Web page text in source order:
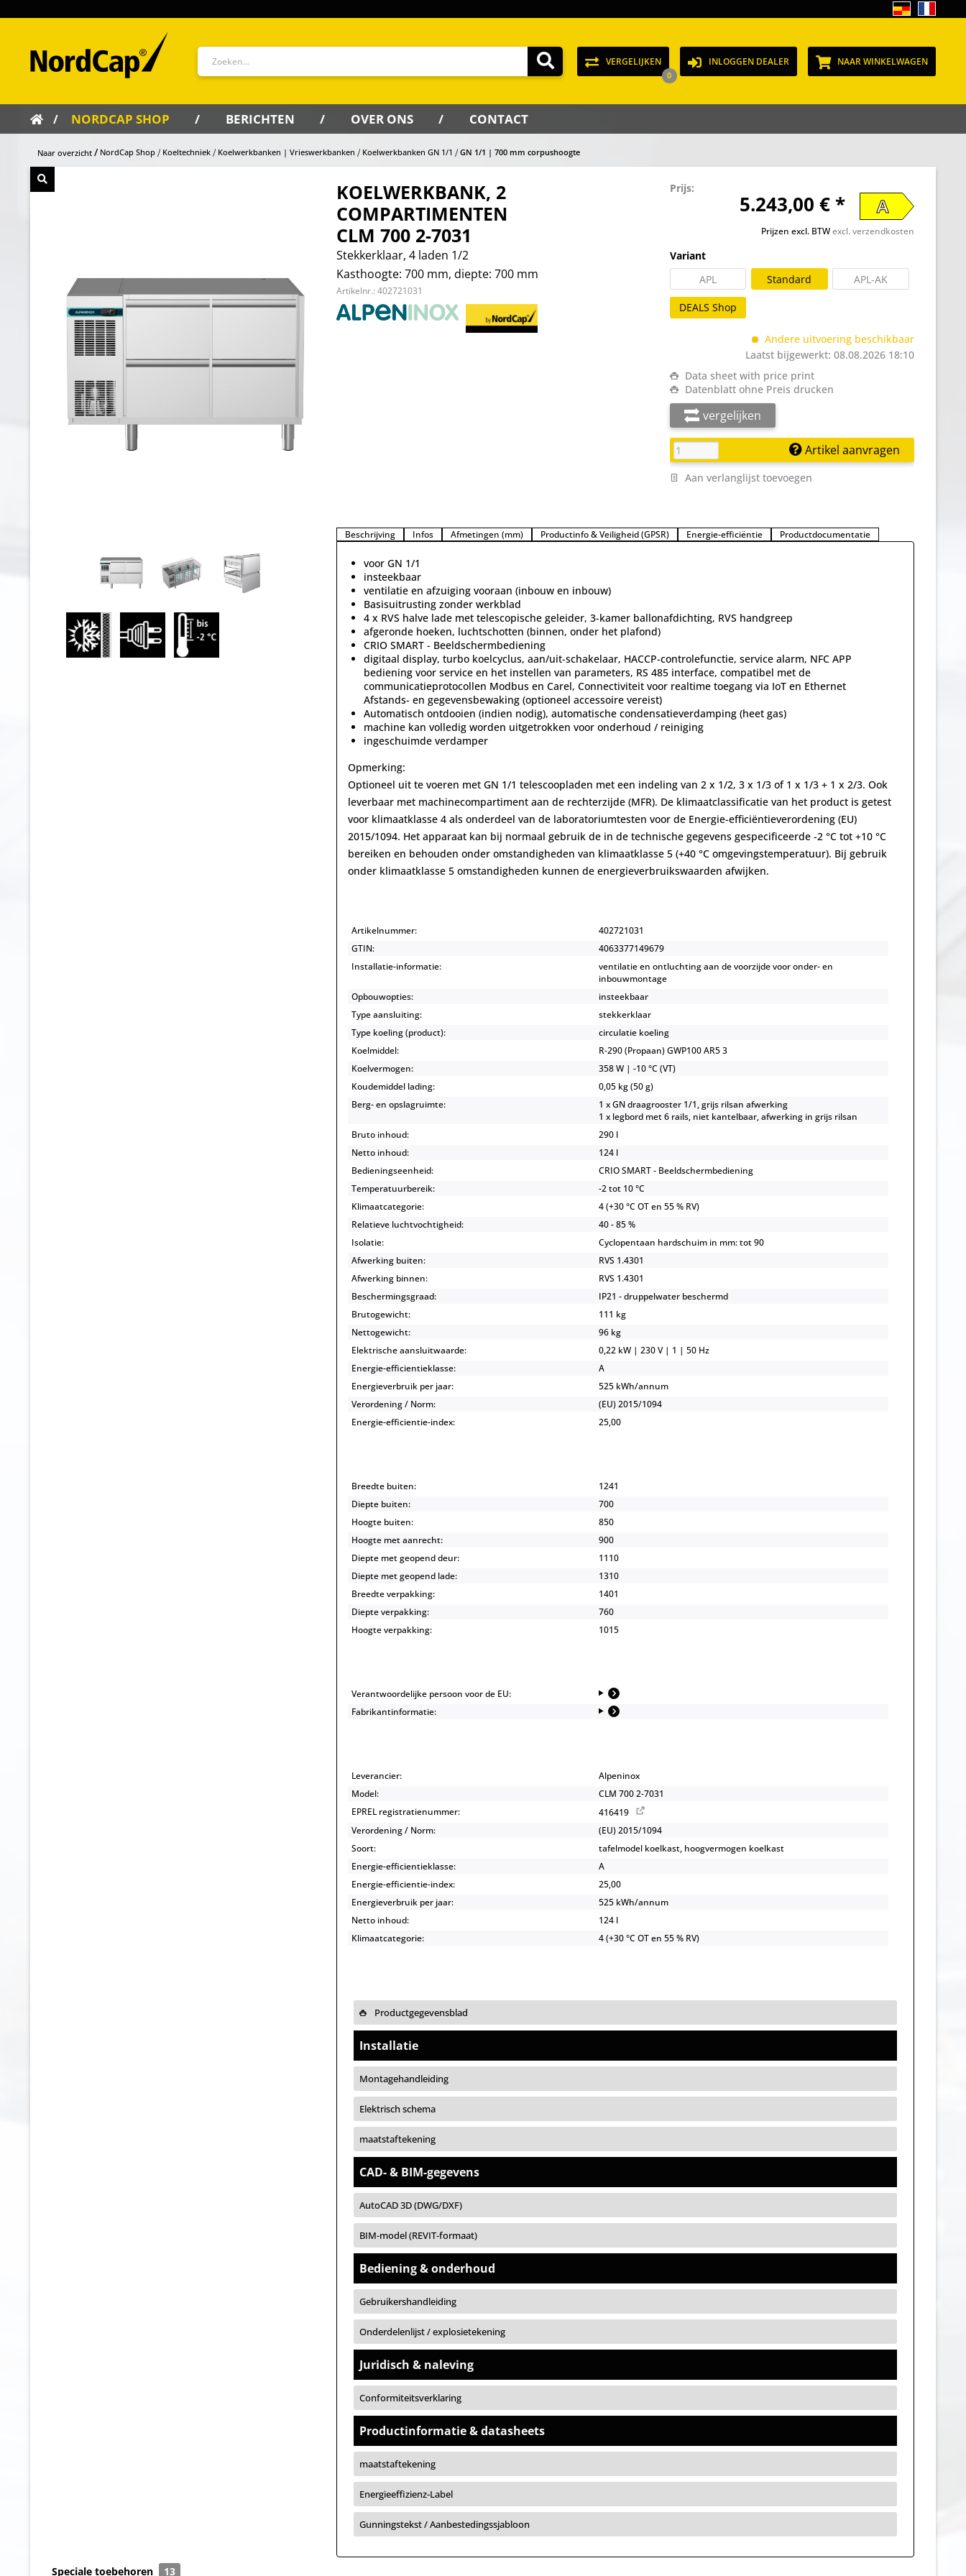
VERGELIJKEN
0
INLOGGEN DEALER NAAR WINKELWAGEN
NORDCAP SHOP BERICHTEN OVER ONS CONTACT
Naar overzicht NordCap Shop Koeltechniek Koelwerkbanken | Vrieswerkbanken Koelwerkbanken GN 1/1 GN 1/1 | 700 mm corpushoogte
KOELWERKBANK, 2
COMPARTIMENTEN
CLM 700 2-7031
Stekkerklaar, 4 laden 1/2
Kasthoogte: 700 mm, diepte: 700 mm
Artikelnr.: 402721031
Prijs:
5.243,00 € * A
Prijzen excl. BTWexcl. verzendkosten
Variant
APL
Standard APL-AK
DEALS Shop
Andere uitvoering beschikbaar
Laatst bijgewerkt: 08.08.2026 18:10
Data sheet with price print
Datenblatt ohne Preis drucken
vergelijken
Artikel aanvragen
Aan verlanglijst toevoegen
Beschrijving Infos Afmetingen (mm) Productinfo & Veiligheid (GPSR) Energie-efficiëntie Productdocumentatie
voor GN 1/1
insteekbaar
ventilatie en afzuiging vooraan (inbouw en inbouw)
Basisuitrusting zonder werkblad
4 x RVS halve lade met telescopische geleider, 3-kamer ballonafdichting, RVS handgreep
afgeronde hoeken, luchtschotten (binnen, onder het plafond)
CRIO SMART - Beeldschermbediening
digitaal display, turbo koelcyclus, aan/uit-schakelaar, HACCP-controlefunctie, service alarm, NFC APP
bediening voor service en het instellen van parameters, RS 485 interface, compatibel met de
communicatieprotocollen Modbus en Carel, Connectiviteit voor realtime toegang via IoT en Ethernet
Afstands- en gegevensbewaking (optioneel accessoire vereist)
Automatisch ontdooien (indien nodig), automatische condensatieverdamping (heet gas)
machine kan volledig worden uitgetrokken voor onderhoud / reiniging
ingeschuimde verdamper
Opmerking:
Optioneel uit te voeren met GN 1/1 telescoopladen met een indeling van 2 x 1/2, 3 x 1/3 of 1 x 1/3 + 1 x 2/3. Ook
leverbaar met machinecompartiment aan de rechterzijde (MFR). De klimaatclassificatie van het product is getest
voor klimaatklasse 4 als onderdeel van de laboratoriumtesten voor de Energie-efficiëntieverordening (EU)
2015/1094. Het apparaat kan bij normaal gebruik de in de technische gegevens gespecificeerde -2 °C tot +10 °C
bereiken en behouden onder omstandigheden van klimaatklasse 5 (+40 °C omgevingstemperatuur). Bij gebruik
onder klimaatklasse 5 omstandigheden kunnen de energieverbruikswaarden afwijken.
Artikelnummer:
402721031
GTIN:
4063377149679
Installatie-informatie:
ventilatie en ontluchting aan de voorzijde voor onder- en
inbouwmontage
Opbouwopties:
insteekbaar
Type aansluiting:
stekkerklaar
Type koeling (product):
circulatie koeling
Koelmiddel:
R-290 (Propaan) GWP100 AR5 3
Koelvermogen:
358 W | -10 °C (VT)
Koudemiddel lading:
0,05 kg (50 g)
Berg- en opslagruimte:
1 x GN draagrooster 1/1, grijs rilsan afwerking
1 x legbord met 6 rails, niet kantelbaar, afwerking in grijs rilsan
Bruto inhoud:
290 l
Netto inhoud:
124 l
Bedieningseenheid:
CRIO SMART - Beeldschermbediening
Temperatuurbereik:
-2 tot 10 °C
Klimaatcategorie:
4 (+30 °C OT en 55 % RV)
Relatieve luchtvochtigheid:
40 - 85 %
Isolatie:
Cyclopentaan hardschuim in mm: tot 90
Afwerking buiten:
RVS 1.4301
Afwerking binnen:
RVS 1.4301
Beschermingsgraad:
IP21 - druppelwater beschermd
Brutogewicht:
111 kg
Nettogewicht:
96 kg
Elektrische aansluitwaarde:
0,22 kW | 230 V | 1 | 50 Hz
Energie-efficientieklasse:
A
Energieverbruik per jaar:
525 kWh/annum
Verordening / Norm:
(EU) 2015/1094
Energie-efficientie-index:
25,00
Breedte buiten:
1241
Diepte buiten:
700
Hoogte buiten:
850
Hoogte met aanrecht:
900
Diepte met geopend deur:
1110
Diepte met geopend lade:
1310
Breedte verpakking:
1401
Diepte verpakking:
760
Hoogte verpakking:
1015
Verantwoordelijke persoon voor de EU:
Fabrikantinformatie:
Leverancier:
Alpeninox
Model:
CLM 700 2-7031
EPREL registratienummer:
416419
Verordening / Norm:
(EU) 2015/1094
Soort:
tafelmodel koelkast, hoogvermogen koelkast
Energie-efficientieklasse:
A
Energie-efficientie-index:
25,00
Energieverbruik per jaar:
525 kWh/annum
Netto inhoud:
124 l
Klimaatcategorie:
4 (+30 °C OT en 55 % RV)
Productgegevensblad
Installatie
Montagehandleiding
Elektrisch schema
maatstaftekening
CAD- & BIM-gegevens
AutoCAD 3D (DWG/DXF)
BIM-model (REVIT-formaat)
Bediening & onderhoud
Gebruikershandleiding
Onderdelenlijst / explosietekening
Juridisch & naleving
Conformiteitsverklaring
Productinformatie & datasheets
maatstaftekening
Energieeffizienz-Label
Gunningstekst / Aanbestedingssjabloon
Speciale toebehoren 13